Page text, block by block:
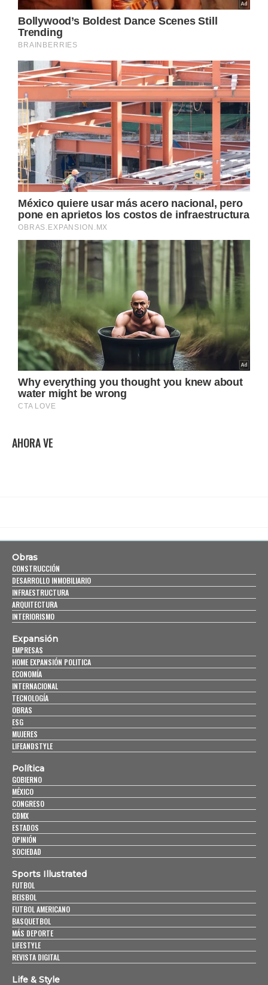
AHORA VE
Obras
CONSTRUCCIÓN
DESARROLLO INMOBILIARIO
INFRAESTRUCTURA
ARQUITECTURA
INTERIORISMO
Expansión
EMPRESAS
HOME EXPANSIÓN POLITICA
ECONOMÍA
INTERNACIONAL
TECNOLOGÍA
OBRAS
ESG
MUJERES
LIFEANDSTYLE
Política
GOBIERNO
MÉXICO
CONGRESO
CDMX
ESTADOS
OPINIÓN
SOCIEDAD
Sports Illustrated
FUTBOL
BEISBOL
FUTBOL AMERICANO
BASQUETBOL
MÁS DEPORTE
LIFESTYLE
REVISTA DIGITAL
Life & Style